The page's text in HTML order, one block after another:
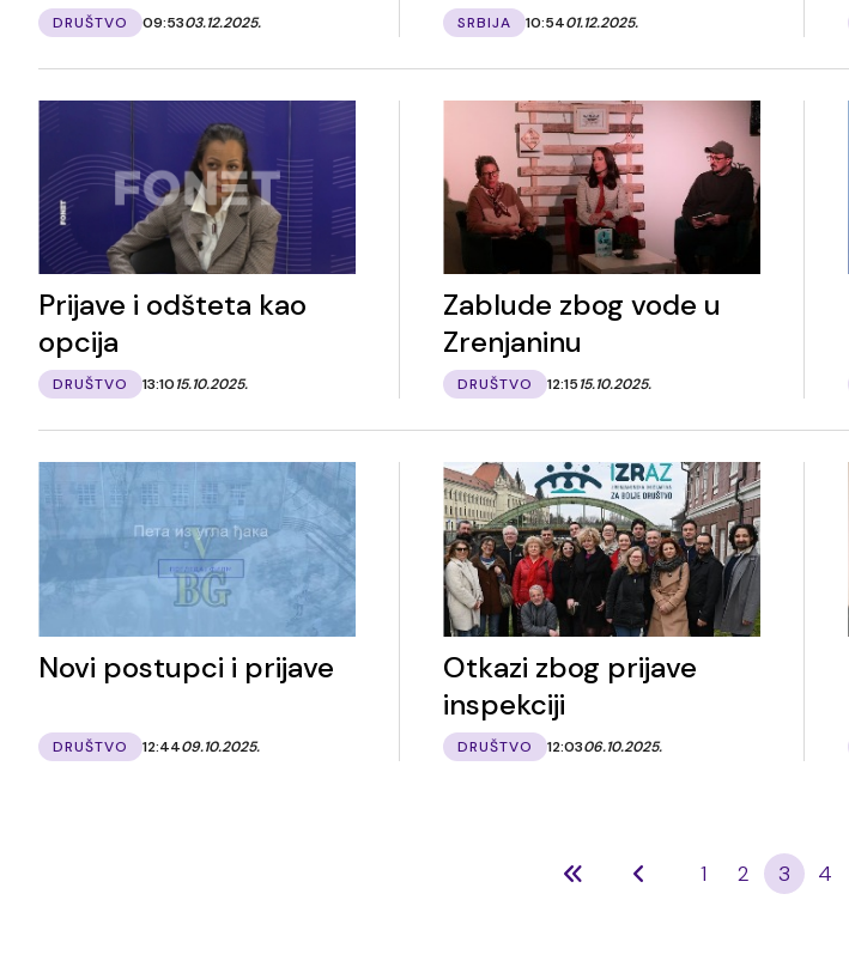
DRUŠTVO 09:5303.12.2025. SRBIJA 10:5401.12.2025.
Prijave i odšteta kao
opcija
DRUŠTVO 13:1015.10.2025.
Zablude zbog vode u
Zrenjaninu
DRUŠTVO 12:1515.10.2025.
Novi postupci i prijave
DRUŠTVO 12:4409.10.2025.
Otkazi zbog prijave
inspekciji
DRUŠTVO 12:0306.10.2025.
1 2 3 4